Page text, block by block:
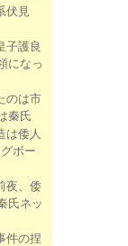
伏見
子護良
になっ
のは市
秦氏
は倭人
ボー
夜、倭
氏ネッ
件の捏